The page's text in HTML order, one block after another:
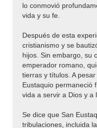
lo conmovió
vida y su fe.
Después de esta
cristianismo y se
hijos. Sin embargo, su
emperador romano,
tierras y títulos. A
Eustaquio permaneció
vida a servir a Dios y a
Se dice que San
tribulaciones, incluida